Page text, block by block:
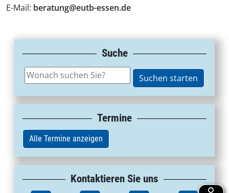
E-Mail: beratung@eutb-essen.de
Suche
Termine
Alle Termine anzeigen
Kontaktieren Sie uns